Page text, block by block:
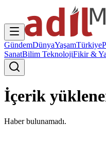
GündemDünyaYaşamTürkiye
SanatBilim TeknolojiFikir &
İçerik
Haber bulunamadı.